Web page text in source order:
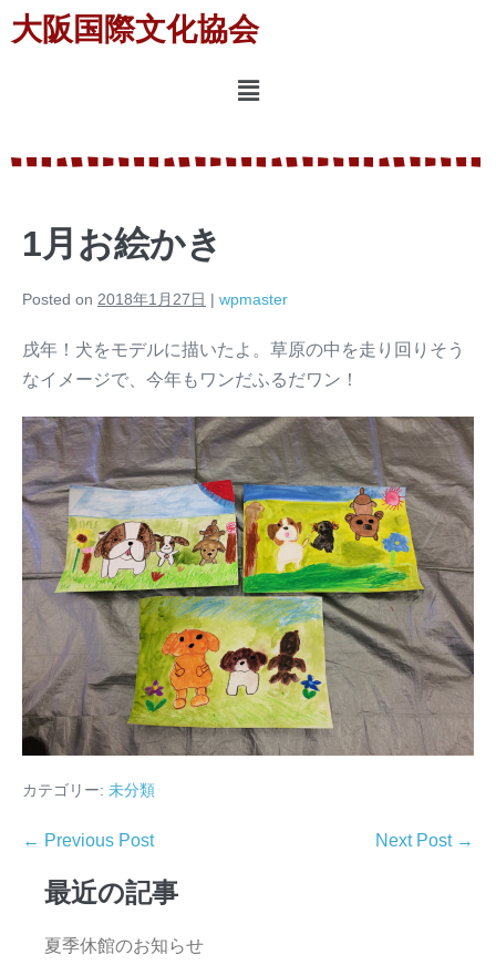
大阪国際文化協会
1月お絵かき
Posted on 2018年1月27日 | wpmaster
戌年！犬をモデルに描いたよ。草原の中を走り回りそう
なイメージで、今年もワンだふるだワン！
カテゴリー: 未分類
← Previous Post Next Post →
最近の記事
夏季休館のお知らせ